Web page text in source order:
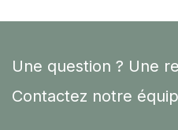
Une question ? Une
Contactez notre